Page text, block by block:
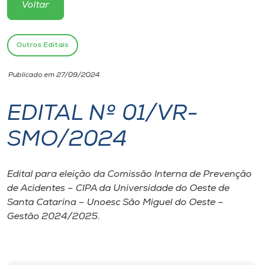
Portal de Ensino
Unoesc
Internacionalização
I.nova
Diplomados
Cultura
Voltar
Outros Editais
Publicado em 27/09/2024
EDITAL Nº 01/VR-
SMO/2024
Edital para eleição da Comissão Interna de Prevenção
de Acidentes – CIPA da Universidade do Oeste de
Santa Catarina – Unoesc São Miguel do Oeste –
Gestão 2024/2025.